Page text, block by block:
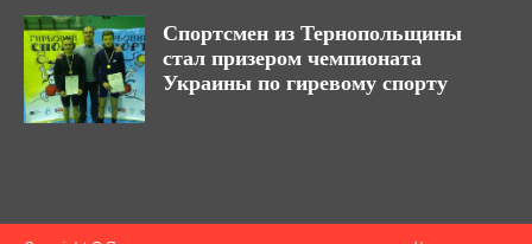
Спортсмен из Тернопольщины
стал призером чемпионата
Украины по гиревому спорту